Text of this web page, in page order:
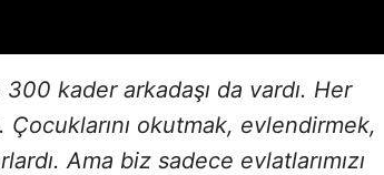
kader arkadaşı da vardı. Her
okutmak, evlendirmek,
Ama biz sadece evlatlarımızı